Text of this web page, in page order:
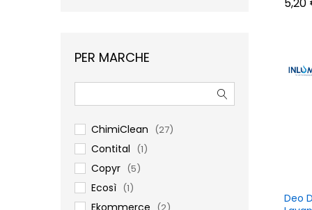
Deo
PER MARCHE
ChimiClean (27)
Contital (1)
Copyr (5)
Ecosì (1)
Ekommerce